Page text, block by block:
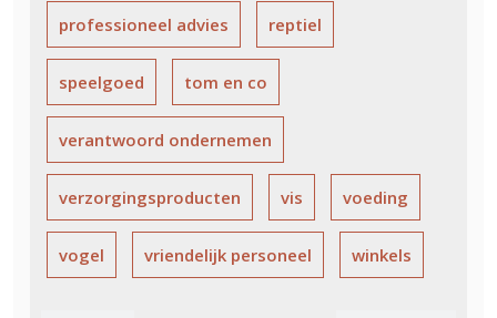
professioneel advies reptiel
speelgoed tom en co
verantwoord ondernemen
verzorgingsproducten vis voeding
vogel vriendelijk personeel winkels